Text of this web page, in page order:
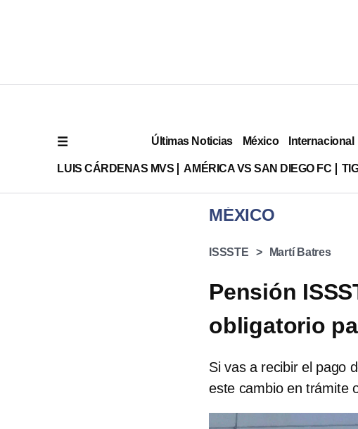
Últimas Noticias México Internacional
LUIS CÁRDENAS MVS AMÉRICA VS SAN DIEGO FC
MÉXICO
ISSSTE Martí Batres
Pensión
obligatorio
Si vas a recibir el pago
este cambio en trámite